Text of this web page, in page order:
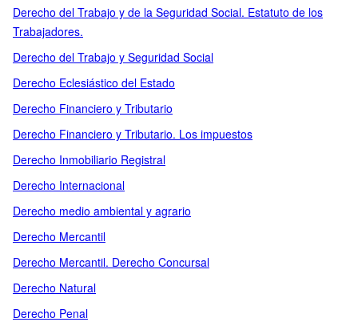
Derecho del Trabajo y de la Seguridad Social. Estatuto de los
Trabajadores.
Derecho del Trabajo y Seguridad Social
Derecho Eclesiástico del Estado
Derecho Financiero y Tributario
Derecho Financiero y Tributario. Los impuestos
Derecho Inmobiliario Registral
Derecho Internacional
Derecho medio ambiental y agrario
Derecho Mercantil
Derecho Mercantil. Derecho Concursal
Derecho Natural
Derecho Penal